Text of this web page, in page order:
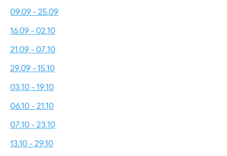
09.09 - 25.09
16.09 - 02.10
21.09 - 07.10
29.09 - 15.10
03.10 - 19.10
06.10 - 21.10
07.10 - 23.10
13.10 - 29.10